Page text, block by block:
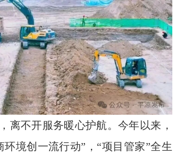
离不开服务暖心护航。今年以来，
环境创一流行动”，“项目管家”全生